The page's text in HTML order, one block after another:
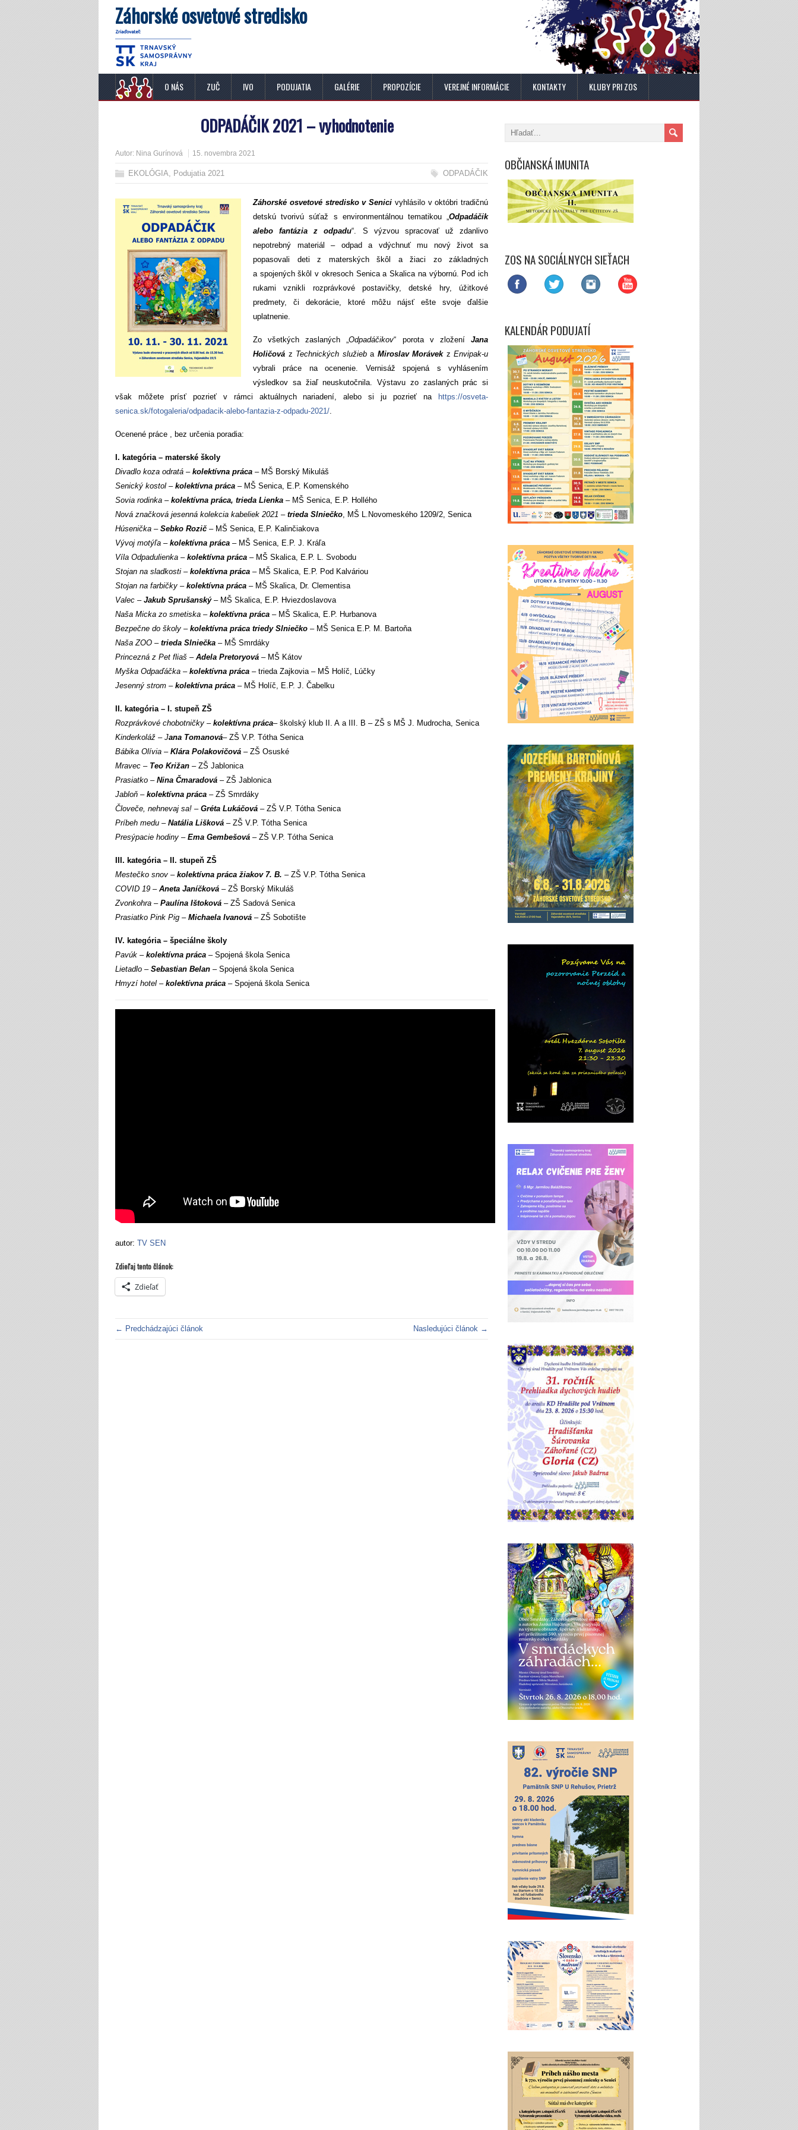
Záhorské osvetové stredisko
O NÁS ZUČ IVO PODUJATIA GALÉRIE PROPOZÍCIE VEREJNÉ INFORMÁCIE KONTAKTY KLUBY PRI ZOS
ODPADÁČIK 2021 – vyhodnotenie
Autor: Nina Gurínová 15. novembra 2021
EKOLÓGIA, Podujatia 2021 ODPADÁČIK
Záhorské osvetové stredisko v Senici vyhlásilo v októbri tradičnú
detskú tvorivú súťaž s environmentálnou tematikou „Odpadáčik
alebo fantázia z odpadu“. S výzvou spracovať už zdanlivo
nepotrebný materiál – odpad a vdýchnuť mu nový život sa
popasovali deti z materských škôl a žiaci zo základných
a spojených škôl v okresoch Senica a Skalica na výbornú. Pod ich
rukami vznikli rozprávkové postavičky, detské hry, úžitkové
predmety, či dekorácie, ktoré môžu nájsť ešte svoje ďalšie
uplatnenie.
Zo všetkých zaslaných „Odpadáčikov“ porota v zloženíJana
Holičová z Technických služieba Miroslav Morávekz Envipak-u
vybrali práce na ocenenie. Vernisáž spojená s vyhlásením
výsledkov sa žiaľ neuskutočnila. Výstavu zo zaslaných prác si
však môžete prísť pozrieť v rámci aktuálnych nariadení, alebo si ju pozrieť na
https://osveta-
senica.sk/fotogaleria/odpadacik-alebo-fantazia-z-odpadu-2021/.
Ocenené práce , bez určenia poradia:
I. kategória – materské školy
Divadlo koza odratá – kolektívna práca – MŠ Borský Mikuláš
Senický kostol – kolektívna práca –MŠ Senica, E.P. Komenského
Sovia rodinka – kolektívna práca, trieda Lienka – MŠ Senica, E.P. Hollého
Nová značková jesenná kolekcia kabeliek 2021 –trieda Slniečko, MŠ L.Novomeského 1209/2, Senica
Húsenička – Sebko Rozič – MŠ Senica, E.P. Kalinčiakova
Vývoj motýľa –kolektívna práca – MŠ Senica, E.P. J. Kráľa
Víla Odpadulienka – kolektívna práca – MŠ Skalica, E.P. L. Svobodu
Stojan na sladkosti –kolektívna práca – MŠ Skalica, E.P. Pod Kalváriou
Stojan na farbičky – kolektívna práca – MŠ Skalica, Dr. Clementisa
Valec – Jakub Sprušanský– MŠ Skalica, E.P. Hviezdoslavova
Naša Micka zo smetiska – kolektívna práca – MŠ Skalica, E.P. Hurbanova
Bezpečne do školy – kolektívna práca triedy Slniečko – MŠ Senica E.P. M. Bartoňa
Naša ZOO – trieda Slniečka – MŠ Smrdáky
Princezná z Pet fliaš – Adela Pretoryová – MŠ Kátov
Myška Odpaďáčka – kolektívna práca – trieda Zajkovia – MŠ Holíč, Lúčky
Jesenný strom – kolektívna práca – MŠ Holíč, E.P. J. Čabelku
II. kategória – I. stupeň ZŠ
Rozprávkové chobotničky – kolektívna práca– školský klub II. A a III. B – ZŠ s MŠ J. Mudrocha, Senica
Kinderkoláž – Jana Tomanová– ZŠ V.P. Tótha Senica
Bábika Olívia – Klára Polakovičová – ZŠ Osuské
Mravec – Teo Križan – ZŠ Jablonica
Prasiatko – Nina Čmaradová – ZŠ Jablonica
Jabloň – kolektívna práca – ZŠ Smrdáky
Človeče, nehnevaj sa! – Gréta Lukáčová – ZŠ V.P. Tótha Senica
Príbeh medu – Natália Lišková – ZŠ V.P. Tótha Senica
Presýpacie hodiny – Ema Gembešová – ZŠ V.P. Tótha Senica
III. kategória – II. stupeň ZŠ
Mestečko snov –kolektívna práca žiakov 7. B. – ZŠ V.P. Tótha Senica
COVID 19 –Aneta Janíčková – ZŠ Borský Mikuláš
Zvonkohra – Paulína Ištoková – ZŠ Sadová Senica
Prasiatko Pink Pig – Michaela Ivanová – ZŠ Sobotište
IV. kategória – špeciálne školy
Pavúk – kolektívna práca – Spojená škola Senica
Lietadlo – Sebastian Belan – Spojená škola Senica
Hmyzí hotel – kolektívna práca – Spojená škola Senica
autor: TV SEN
Zdieľaj tento článok:
Zdieľať
← Predchádzajúci článok Nasledujúci článok →
OBČIANSKÁ IMUNITA
ZOS NA SOCIÁLNYCH SIEŤACH
KALENDÁR PODUJATÍ